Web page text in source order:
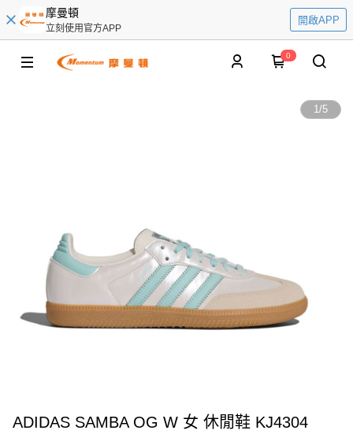
摩曼頓
立刻使用官方APP
開啟APP
0
1/5
ADIDAS SAMBA OG W 女 休閒鞋 KJ4304